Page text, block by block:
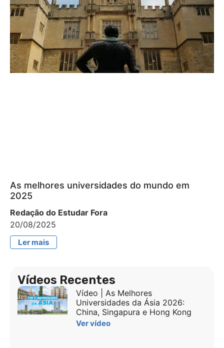
As melhores universidades do mundo em
2025
Redação do Estudar Fora
20/08/2025
Ler mais
Vídeos Recentes
Vídeo | As Melhores
Universidades da Ásia 2026:
China, Singapura e Hong Kong
Ver vídeo